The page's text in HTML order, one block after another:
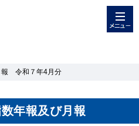
報 令和７年4月分
年報及び月報